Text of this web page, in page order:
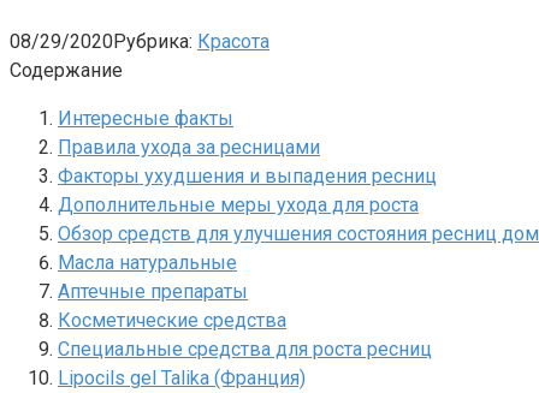
08/29/2020Рубрика: Красота
Содержание
Интересные факты
Правила ухода за ресницами
Факторы ухудшения и выпадения ресниц
Дополнительные меры ухода для роста
Обзор средств для улучшения состояния ресниц
Масла натуральные
Аптечные препараты
Косметические средства
Специальные средства для роста ресниц
Lipocils gel Talika (Франция)